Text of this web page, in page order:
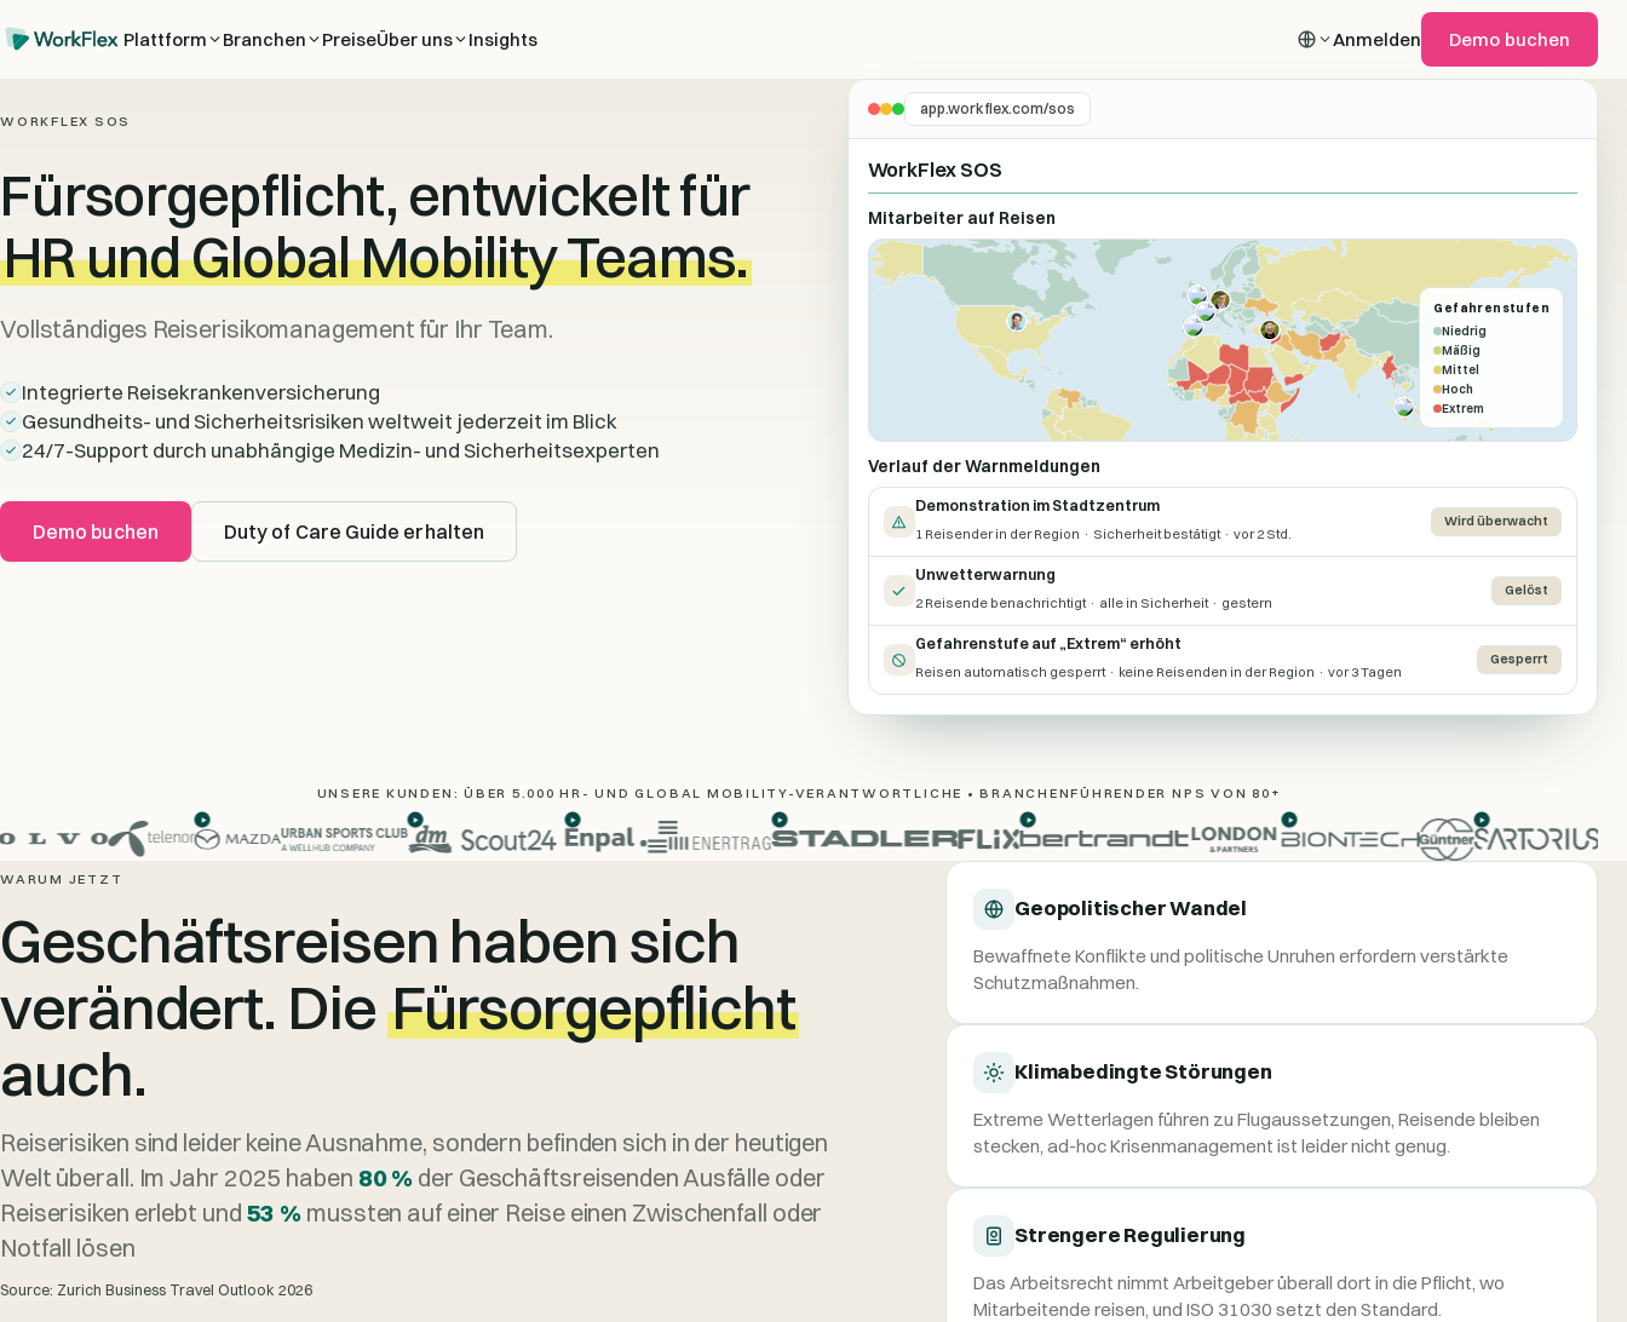
Plattform Branchen PreiseÜber uns Insights Anmelden Demo buchen
WORKFLEX SOS
Fürsorgepflicht, entwickelt für
HR und Global Mobility Teams.
Vollständiges Reiserisikomanagement für Ihr Team.
Integrierte Reisekrankenversicherung
Gesundheits- und Sicherheitsrisiken weltweit jederzeit im Blick
24/7-Support durch unabhängige Medizin- und Sicherheitsexperten
Demo buchen Duty of Care Guide erhalten
app.workflex.com/sos
WorkFlex SOS
Mitarbeiter auf Reisen
Gefahrenstufen
Niedrig
Mäßig
Mittel
Hoch
Extrem
Verlauf der Warnmeldungen
Demonstration im Stadtzentrum
1 Reisender in der Region · Sicherheit bestätigt · vor 2 Std.
Wird überwacht
Unwetterwarnung
2 Reisende benachrichtigt · alle in Sicherheit · gestern
Gelöst
Gefahrenstufe auf „Extrem“ erhöht
Reisen automatisch gesperrt · keine Reisenden in der Region · vor 3 Tagen
Gesperrt
UNSERE KUNDEN: ÜBER 5.000 HR- UND GLOBAL MOBILITY-VERANTWORTLICHE • BRANCHENFÜHRENDER NPS VON 80+
WARUM JETZT
Geschäftsreisen haben sich
verändert. Die Fürsorgepflicht
auch.
Reiserisiken sind leider keine Ausnahme, sondern befinden sich in der heutigen
Welt überall. Im Jahr 2025 haben 80 % der Geschäftsreisenden Ausfälle oder
Reiserisiken erlebt und 53 % mussten auf einer Reise einen Zwischenfall oder
Notfall lösen
Source: Zurich Business Travel Outlook 2026
Geopolitischer Wandel
Bewaffnete Konflikte und politische Unruhen erfordern verstärkte
Schutzmaßnahmen.
Klimabedingte Störungen
Extreme Wetterlagen führen zu Flugaussetzungen, Reisende bleiben
stecken, ad-hoc Krisenmanagement ist leider nicht genug.
Strengere Regulierung
Das Arbeitsrecht nimmt Arbeitgeber überall dort in die Pflicht, wo
Mitarbeitende reisen, und ISO 31030 setzt den Standard.